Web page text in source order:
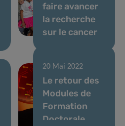
faire avancer
la recherche
sur le cancer
20 Mai 2022
Le retour des
Modules de
Formation
Doctorale